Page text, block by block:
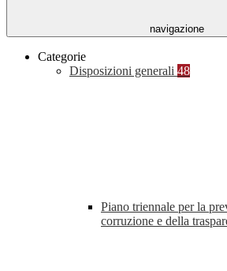
navigazione
Categorie
Disposizioni generali 48
Piano triennale per la
corruzione e della